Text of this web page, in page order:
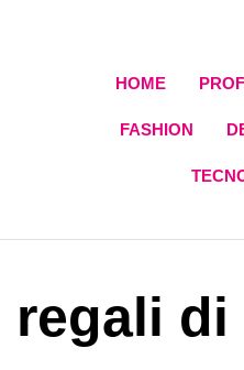
HOME
FASHION
regali di